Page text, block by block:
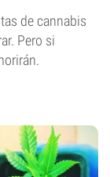
de cannabis
Pero si